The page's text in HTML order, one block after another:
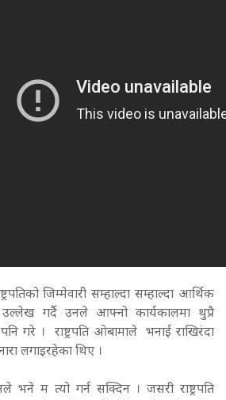
जिम्मेवारी सम्हाल्दा सम्हाल्दा आर्थिक
गर्दै उनले आफ्नो कार्यकालमा थुप्रै
गरे । राष्ट्रपति ओबामाले भनाई राखिरंदा
लगाइरहेका थिए ।
भने म त्यो गर्न सक्दिन । जसरी राष्ट्रपति